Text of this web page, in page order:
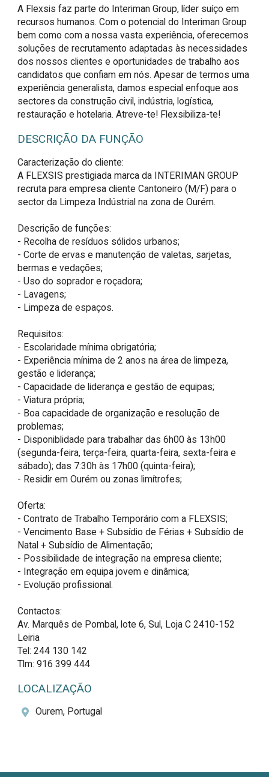
A Flexsis faz parte do Interiman Group, líder suíço em
recursos humanos. Com o potencial do Interiman Group
bem como com a nossa vasta experiência, oferecemos
soluções de recrutamento adaptadas às necessidades
dos nossos clientes e oportunidades de trabalho aos
candidatos que confiam em nós. Apesar de termos uma
experiência generalista, damos especial enfoque aos
sectores da construção civil, indústria, logística,
restauração e hotelaria. Atreve-te! Flexsibiliza-te!
DESCRIÇÃO DA FUNÇÃO
Caracterização do cliente:
A FLEXSIS prestigiada marca da INTERIMAN GROUP
recruta para empresa cliente Cantoneiro (M/F) para o
sector da Limpeza Indústrial na zona de Ourém.
Descrição de funções:
- Recolha de resíduos sólidos urbanos;
- Corte de ervas e manutenção de valetas, sarjetas,
bermas e vedações;
- Uso do soprador e roçadora;
- Lavagens;
- Limpeza de espaços.
Requisitos:
- Escolaridade mínima obrigatória;
- Experiência mínima de 2 anos na área de limpeza,
gestão e liderança;
- Capacidade de liderança e gestão de equipas;
- Viatura própria;
- Boa capacidade de organização e resolução de
problemas;
- Disponiblidade para trabalhar das 6h00 às 13h00
(segunda-feira, terça-feira, quarta-feira, sexta-feira e
sábado); das 7:30h às 17h00 (quinta-feira);
- Residir em Ourém ou zonas limítrofes;
Oferta:
- Contrato de Trabalho Temporário com a FLEXSIS;
- Vencimento Base + Subsídio de Férias + Subsídio de
Natal + Subsídio de Alimentação;
- Possibilidade de integração na empresa cliente;
- Integração em equipa jovem e dinâmica;
- Evolução profissional.
Contactos:
Av. Marquês de Pombal, lote 6, Sul, Loja C 2410-152
Leiria
Tel: 244 130 142
Tlm: 916 399 444
LOCALIZAÇÃO
Ourem, Portugal